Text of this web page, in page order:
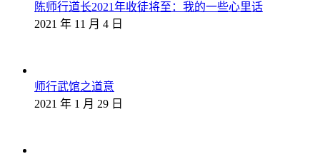
陈师行道长2021年收徒将至：我的一些心里话
2021 年 11 月 4 日
师行武馆之道意
2021 年 1 月 29 日